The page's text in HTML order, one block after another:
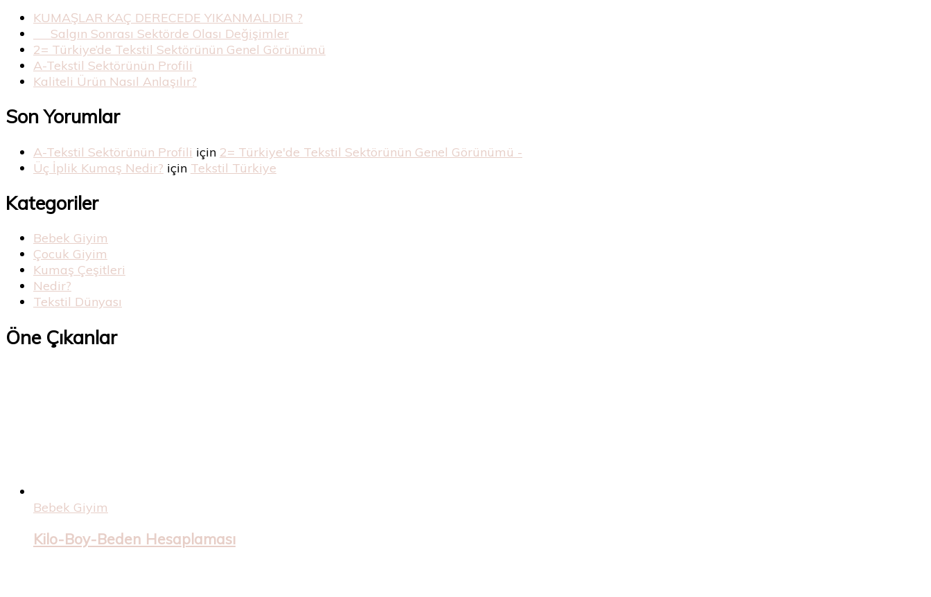
KUMAŞLAR KAÇ DERECEDE YIKANMALIDIR ?
Salgın Sonrası Sektörde Olası Değişimler
2= Türkiye’de Tekstil Sektörünün Genel Görünümü
A-Tekstil Sektörünün Profili
Kaliteli Ürün Nasıl Anlaşılır?
Son Yorumlar
A-Tekstil Sektörünün Profili için 2= Türkiye'de Tekstil Sektörünün Genel Görünümü -
Üç İplik Kumaş Nedir? için Tekstil Türkiye
Kategoriler
Bebek Giyim
Çocuk Giyim
Kumaş Çeşitleri
Nedir?
Tekstil Dünyası
Öne Çıkanlar
Bebek Giyim
Kilo-Boy-Beden Hesaplaması